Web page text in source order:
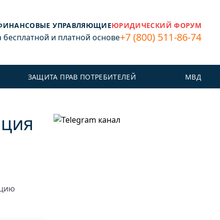
УПРАВЛЯЮЩИЕЮРИДИЧЕСКИЙ ФОРУМ
и платной основе+7 (800) 511-86-74
ЗАЩИТА ПРАВ ПОТРЕБИТЕЛЕЙ МВД